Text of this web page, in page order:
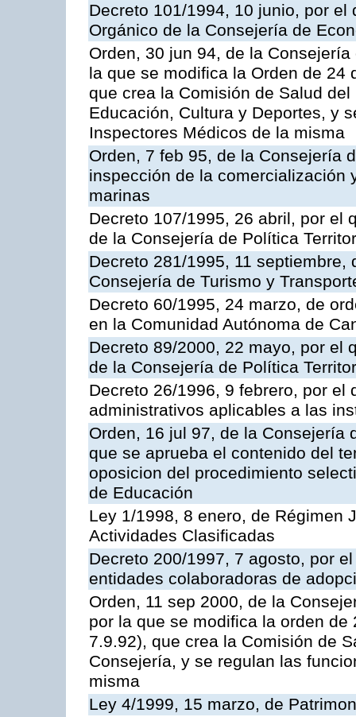
Decreto 101/1994, 10 junio, por
Orgánico de la Consejería de
Orden, 30 jun 94, de la
la que se modifica la Orden de 24
que crea la Comisión de Salud
Educación, Cultura y Deportes, y
Inspectores Médicos de la misma
Orden, 7 feb 95, de la Consejería
inspección de la comercialización
marinas
Decreto 107/1995, 26 abril, por el
de la Consejería de Política
Decreto 281/1995, 11
Consejería de Turismo y
Decreto 60/1995, 24 marzo, de
en la Comunidad Autónoma de
Decreto 89/2000, 22 mayo, por el
de la Consejería de Política
Decreto 26/1996, 9 febrero, por
administrativos aplicables a las
Orden, 16 jul 97, de la Consejería
que se aprueba el contenido del
oposicion del procedimiento
de Educación
Ley 1/1998, 8 enero, de Régimen
Actividades Clasificadas
Decreto 200/1997, 7 agosto, por
entidades colaboradoras de
Orden, 11 sep 2000, de la
por la que se modifica la orden
7.9.92), que crea la Comisión de
Consejería, y se regulan las
misma
Ley 4/1999, 15 marzo, de